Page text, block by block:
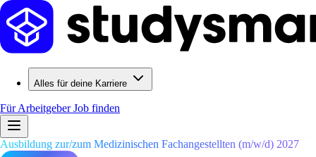
Alles für deine Karriere
Für ArbeitgeberJob finden
Ausbildung zur/zum Medizinischen Fachangestellten (m/w/d) 2027